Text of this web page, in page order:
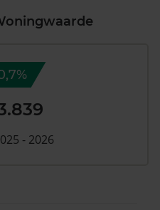
- 2026